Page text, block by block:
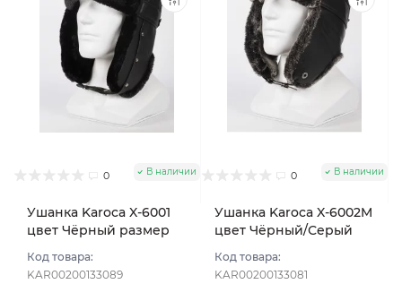
0 В наличии
Ушанка Karoca X-6001
цвет Чёрный размер
Код товара:
KAR00200133089
0 В наличии
Ушанка Karoca X-6002M
цвет Чёрный/Серый
Код товара:
KAR00200133081